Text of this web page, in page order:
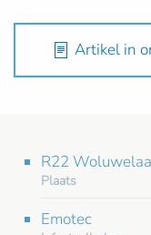
Artikel in
R22
Plaats
Emotec